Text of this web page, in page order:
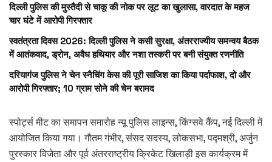
दिल्ली पुलिस की मुस्तैदी से चाकू की नोक पर लूट का खुलासा, वारदात के महज
चार घंटे में आरोपी गिरफ्तार
स्वतंत्रता दिवस 2026: दिल्ली पुलिस ने कसी सुरक्षा, अंतरराज्यीय समन्वय बैठक
में आतंकवाद, ड्रोन, अवैध हथियार और नशा तस्करी पर बनी संयुक्त रणनीति
दरियागंज पुलिस ने चेन स्नैचिंग केस की पूरी साजिश का किया पर्दाफाश, दो और
आरोपी गिरफ्तार; 10 ग्राम सोने की चेन बरामद
स्पोर्ट्स मीट का समापन समारोह न्यू पुलिस लाइन्स, किंग्सवे कैंप, नई दिल्ली में
आयोजित किया गया। गौतम गंभीर, संसद सदस्य, लोकसभा, पद्मश्री, अर्जुन
पुरस्कार विजेता और पूर्व अंतरराष्ट्रीय क्रिकेट खिलाड़ी इस कार्यक्रम में